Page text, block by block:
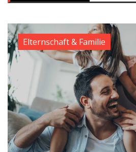
Elternschaft & Familie